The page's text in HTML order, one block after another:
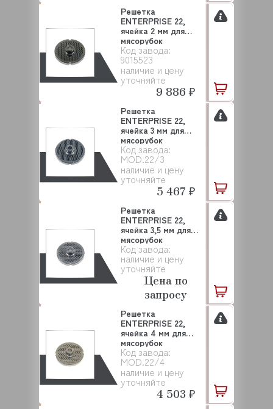
Код завода:
9015523
наличие и цену
уточняйте
Решетка
ENTERPRISE 22,
ячейка 2 мм для
мясорубок
SALVINOX
9 886 ₽
Код завода:
MOD.22/3
наличие и цену
уточняйте
Решетка
ENTERPRISE 22,
ячейка 3 мм для
мясорубок
SALVINOX
5 467 ₽
Код завода:
наличие и цену
уточняйте
Решетка
ENTERPRISE 22,
ячейка 3,5 мм для
мясорубок
SALVINOX
Цена по
запросу
Код завода:
MOD.22/4
наличие и цену
уточняйте
Решетка
ENTERPRISE 22,
ячейка 4 мм для
мясорубок
SALVINOX
4 503 ₽